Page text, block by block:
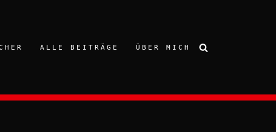
ALLE BEITRÄGE ÜBER MICH